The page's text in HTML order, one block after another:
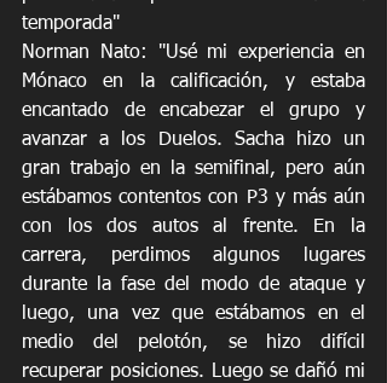
temporada"
Norman Nato: "Usé mi experiencia en
Mónaco en la calificación, y estaba
encantado de encabezar el grupo y
avanzar a los Duelos. Sacha hizo un
gran trabajo en la semifinal, pero aún
estábamos contentos con P3 y más aún
con los dos autos al frente. En la
carrera, perdimos algunos lugares
durante la fase del modo de ataque y
luego, una vez que estábamos en el
medio del pelotón, se hizo difícil
recuperar posiciones. Luego se dañó mi